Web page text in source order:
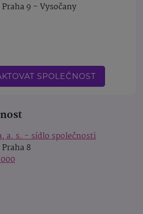
9 - Vysočany
SPOLEČNOST
a. s. - sídlo společnosti
8